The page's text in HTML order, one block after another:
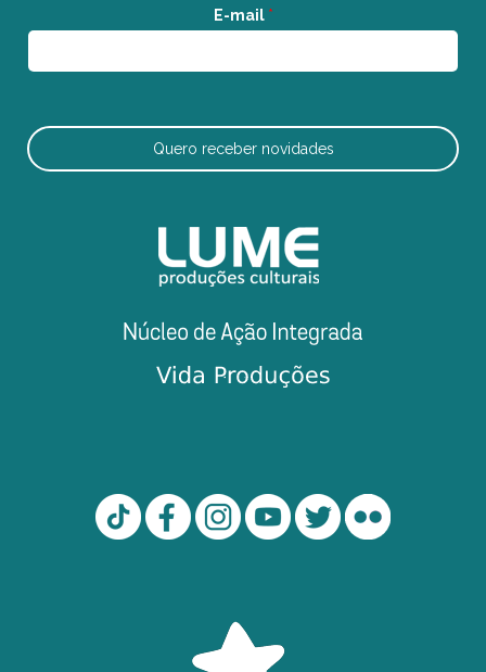
E-mail *
Quero receber novidades